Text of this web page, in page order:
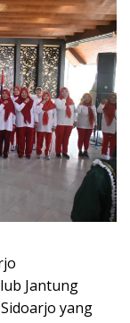
Jantung
yang